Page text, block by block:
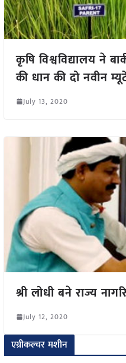
कृषि विश्वविद्यालय ने
की धान की दो नवीन
July 13, 2020
श्री लोधी बने राज्य
July 12, 2020
एग्रीकल्चर मशीन